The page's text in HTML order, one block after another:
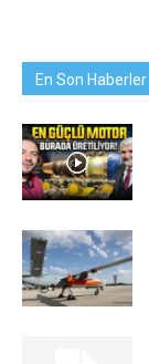
En Son Haberler